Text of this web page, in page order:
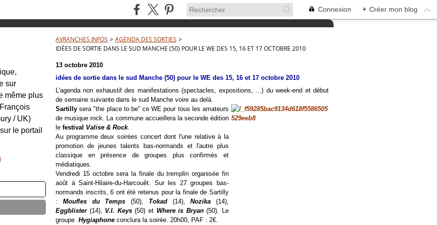
Connexion + Créer mon blog
sur
même plus
/ UK)
sur le portail
AVRANCHES INFOS > AGENDA DES SORTIES >
IDÉES DE SORTIE DANS LE SUD MANCHE (50) POUR LE WE DES 15, 16 ET 17 OCTOBRE 2010
13 octobre 2010
idées de sortie dans le sud Manche (50) pour le WE des 15, 16 et 17 octobre 2010
L'agenda non exhaustif des manifestations (spectacles, expositions, ...) du week-end et début
de semaine suivante dans le sud Manche voire au delà.
Sartilly sera "the place to be" ce WE pour tous les amateurs
de musique rock. La commune accueillera la seconde édition
le festival Valise & Rock.
Au programme deux soirées concert dont l'une relative à la
promotion de jeunes talents bas-normands et l'autre plus
classique en présence de groupes plus confirmés et
médiatiques.
Vendredi 15 octobre sera la finale du tremplin organisée fin
août à Saint-Hilaire-du-Harcouêt. Sur les 27 groupes bas-
normands inscrits, 6 ont été retenus pour la finale de Sartilly
: Moufles du Temps (50), Tokad(14),Nozika (14),
Eggblister(14), V.I. Keys(50) et Where is Bryan(50). Le
groupe Hygiaphone conclura la soirée. 20h00, PAF : 2€.